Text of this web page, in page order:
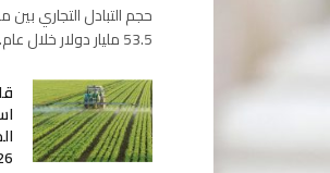
حجم التبادل التجاري
53.5 مليار دولار خلال عام…